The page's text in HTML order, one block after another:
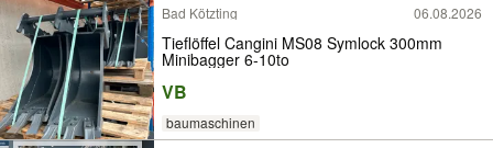
Bad Kötzting
06.08.2026
Tieflöffel Cangini MS08 Symlock 300mm
Minibagger 6-10to
VB
baumaschinen